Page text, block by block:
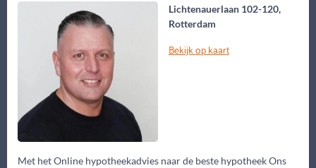
Lichtenauerlaan 102-120,
Rotterdam
Bekijk op kaart
Met het Online hypotheekadvies naar de beste hypotheek Ons